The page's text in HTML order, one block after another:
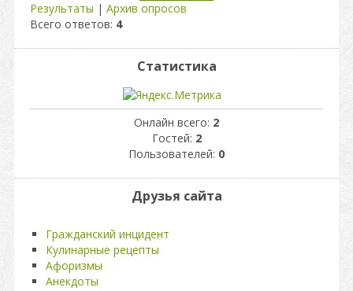
Результаты | Архив опросов
Всего ответов: 4
Статистика
Онлайн всего: 2
Гостей: 2
Пользователей: 0
Друзья сайта
Гражданский инцидент
Кулинарные рецепты
Афоризмы
Анекдоты